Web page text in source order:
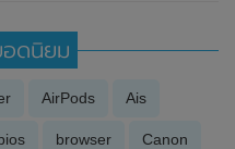
ดนิยม
AirPods Ais
browser Canon